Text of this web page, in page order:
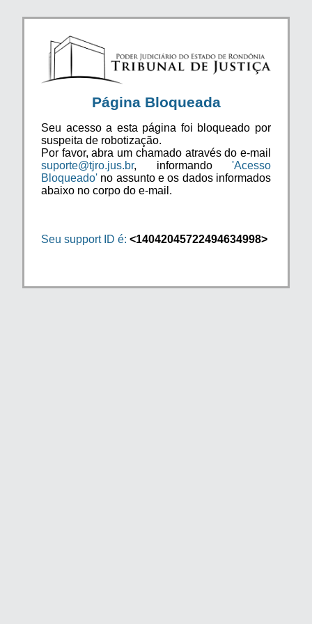
Página Bloqueada
Seu acesso a esta página foi bloqueado por
suspeita de robotização.
Por favor, abra um chamado através do e-mail
suporte@tjro.jus.br, informando 'Acesso
Bloqueado' no assunto e os dados informados
abaixo no corpo do e-mail.
Seu support ID é: <14042045722494634998>